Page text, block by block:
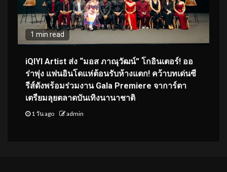
1 min read
iQIYI Artist ส่ง “มอส ภาณุวัฒน์” โกอินเตอร์! ออ
ร่าพุ่ง แฟนอินโดแห่ต้อนรับห้างแตก! คว้าบทเด่นซี
รีส์ดังพร้อมร่วมงาน Gala Premiere จาการ์ตา
เตรียมลุยตลาดบันเทิงนานาชาติ
1 วัน ago admin